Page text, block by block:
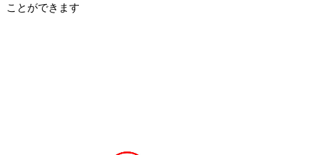
ことができます